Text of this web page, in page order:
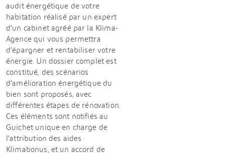
audit énergétique de votre
habitation réalisé par un expert
d’un cabinet agréé par la Klima-
Agence qui vous permettra
d’épargner et rentabiliser votre
énergie. Un dossier complet est
constitué, des scénarios
d’amélioration énergétique du
bien sont proposés, avec
différentes étapes de rénovation.
Ces éléments sont notifiés au
Guichet unique en charge de
l’attribution des aides
Klimabonus, et un accord de